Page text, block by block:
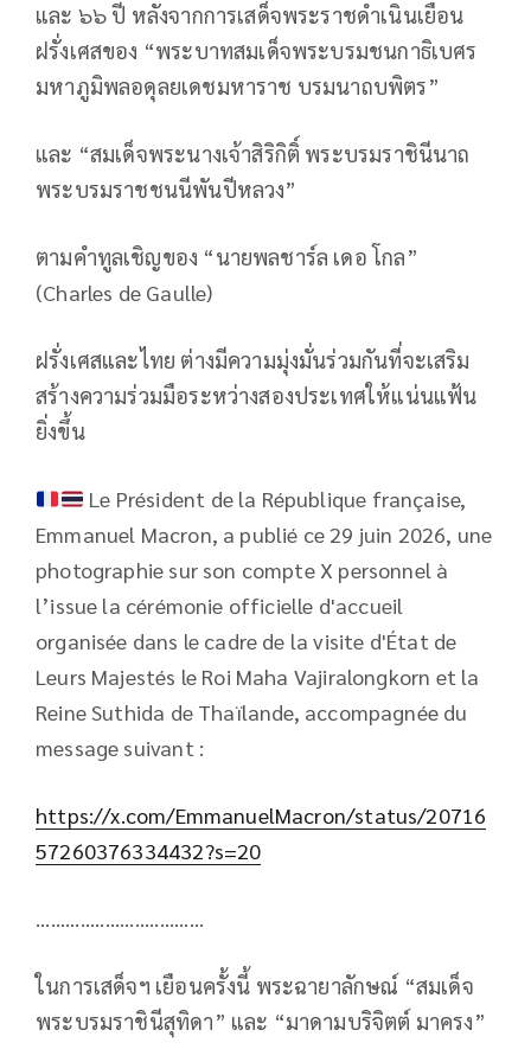
และ ๖๖ ปี หลังจากการเสด็จพระราชดำเนินเยือน
ฝรั่งเศสของ “พระบาทสมเด็จพระบรมชนกาธิเบศร
มหาภูมิพลอดุลยเดชมหาราช บรมนาถบพิตร”
และ “สมเด็จพระนางเจ้าสิริกิติ์ พระบรมราชินีนาถ
พระบรมราชชนนีพันปีหลวง”
ตามคำทูลเชิญของ “นายพลชาร์ล เดอ โกล”
(Charles de Gaulle)
ฝรั่งเศสและไทย ต่างมีความมุ่งมั่นร่วมกันที่จะเสริม
สร้างความร่วมมือระหว่างสองประเทศให้แน่นแฟ้น
ยิ่งขึ้น
Le Président de la République française,
Emmanuel Macron, a publié ce 29 juin 2026, une
photographie sur son compte X personnel à
l’issue la cérémonie officielle d'accueil
organisée dans le cadre de la visite d'État de
Leurs Majestés le Roi Maha Vajiralongkorn et la
Reine Suthida de Thaïlande, accompagnée du
message suivant :
https://x.com/EmmanuelMacron/status/20716
57260376334432?s=20
..................................
ในการเสด็จฯ เยือนครั้งนี้ พระฉายาลักษณ์ “สมเด็จ
พระบรมราชินีสุทิดา” และ “มาดามบริจิตต์ มาครง”